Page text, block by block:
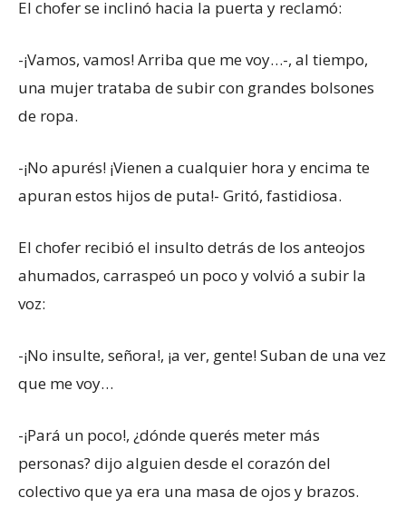
El chofer se inclinó hacia la puerta y reclamó:
-¡Vamos, vamos! Arriba que me voy…-, al tiempo,
una mujer trataba de subir con grandes bolsones
de ropa.
-¡No apurés! ¡Vienen a cualquier hora y encima te
apuran estos hijos de puta!- Gritó, fastidiosa.
El chofer recibió el insulto detrás de los anteojos
ahumados, carraspeó un poco y volvió a subir la
voz:
-¡No insulte, señora!, ¡a ver, gente! Suban de una vez
que me voy…
-¡Pará un poco!, ¿dónde querés meter más
personas? dijo alguien desde el corazón del
colectivo que ya era una masa de ojos y brazos.